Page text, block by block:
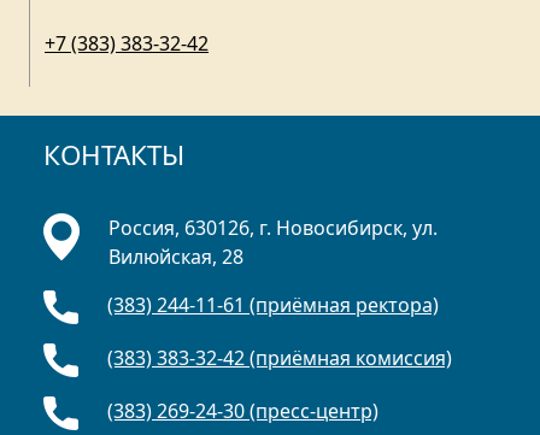
+7 (383) 383-32-42
КОНТАКТЫ
Россия, 630126, г. Новосибирск, ул.
Вилюйская, 28
(383) 244-11-61 (приёмная ректора)
(383) 383-32-42 (приёмная комиссия)
(383) 269-24-30 (пресс-центр)